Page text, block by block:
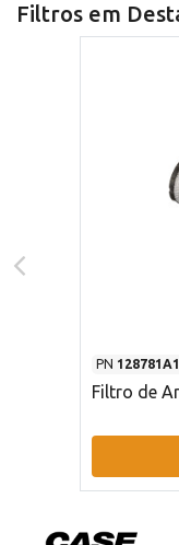
Filtros em
PN 128781A1
Filtro de